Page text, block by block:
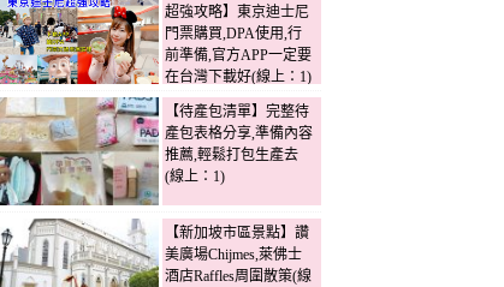
超強攻略】東京迪士尼
門票購買,DPA使用,行
前準備,官方APP一定要
在台灣下載好(線上：1)
【待產包清單】完整待
產包表格分享,準備內容
推薦,輕鬆打包生產去
(線上：1)
【新加坡市區景點】讚
美廣場Chijmes,萊佛士
酒店Raffles周圍散策(線